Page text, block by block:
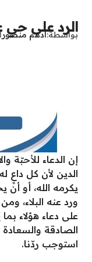
الرد على حي
بواسطةأدهم منصور
إن الدعاء للأحبّة
الدين لأن كل داعٍ
يكرمه الله، أو
ورد عنه البلاء،
على دعاء هؤلاء
الصادقة
استوجب ردّنا.